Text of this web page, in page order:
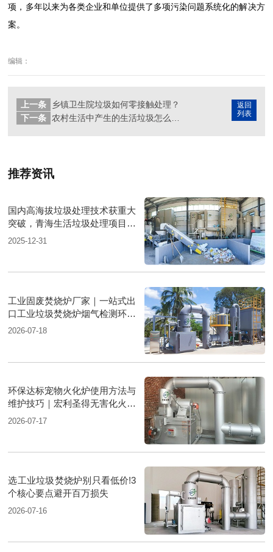
项，多年以来为各类企业和单位提供了多项污染问题系统化的解决方
案。
编辑：
返回
列表
上一条
乡镇卫生院垃圾如何零接触处理？
下一条
推荐资讯
国内高海拔垃圾处理技术获重大
突破，青海生活垃圾处理项目树
行业新标杆
2025-12-31
工业固废焚烧炉厂家｜一站式出
口工业垃圾焚烧炉烟气检测环保
达标
2026-07-18
环保达标宠物火化炉使用方法与
维护技巧｜宏利圣得无害化火化
设备科普
2026-07-17
选工业垃圾焚烧炉别只看低价!3
个核心要点避开百万损失
2026-07-16